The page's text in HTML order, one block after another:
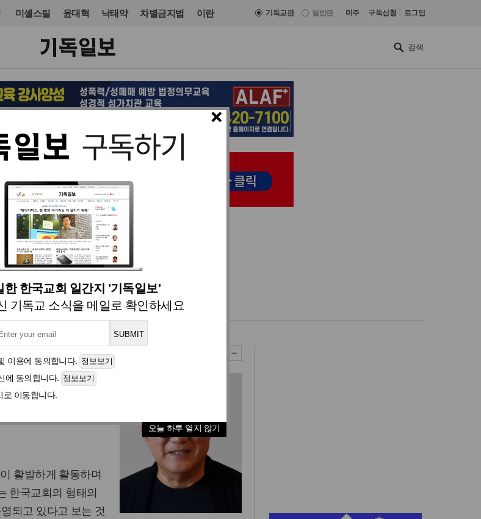
미셸스틸 윤대혁 낙태약 차별금지법 이란 기독교판 일반판 미주 구독신청 로그인
×
한 한국교회 일간지 '기독일보'
기독교 소식을 메일로 확인하세요
이용에 동의합니다.
에 동의합니다.
로 이동합니다.
오늘 하루 열지 않기
언·칼럼 칼럼 입력 2025. 09. 16 09:15
사의 ‘남성 사역’ 소개(2)
계기와 주님이 주신
은 한국과 미국 이
향에 대하여 연구해
활발하게 활동하며
한국교회의 형태의
되고 있다고 보는 것